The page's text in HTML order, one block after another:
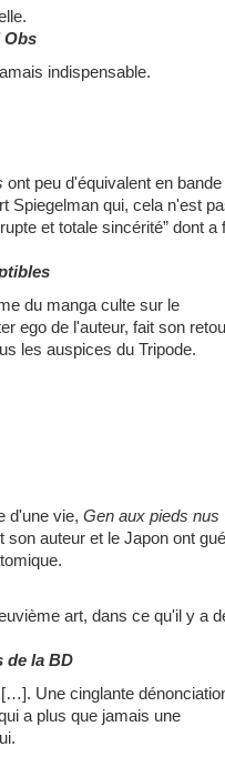
Obs
indispensable.
ont peu d'équivalent en bande
Spiegelman qui, cela n'est
et totale sincérité” dont a
du manga culte sur le
ego de l'auteur, fait son
les auspices du Tripode.
d'une vie, Gen aux pieds nus
auteur et le Japon ont
art, dans ce qu'il y a
de la BD
Une cinglante
a plus que jamais une